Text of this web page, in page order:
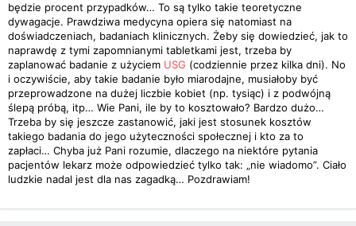
będzie procent przypadków… To są tylko takie teoretyczne
dywagacje. Prawdziwa medycyna opiera się natomiast na
doświadczeniach, badaniach klinicznych. Żeby się dowiedzieć, jak to
naprawdę z tymi zapomnianymi tabletkami jest, trzeba by
zaplanować badanie z użyciem USG (codziennie przez kilka dni). No
i oczywiście, aby takie badanie było miarodajne, musiałoby być
przeprowadzone na dużej liczbie kobiet (np. tysiąc) i z podwójną
ślepą próbą, itp… Wie Pani, ile by to kosztowało? Bardzo dużo…
Trzeba by się jeszcze zastanowić, jaki jest stosunek kosztów
takiego badania do jego użyteczności społecznej i kto za to
zapłaci… Chyba już Pani rozumie, dlaczego na niektóre pytania
pacjentów lekarz może odpowiedzieć tylko tak: „nie wiadomo”. Ciało
ludzkie nadal jest dla nas zagadką… Pozdrawiam!